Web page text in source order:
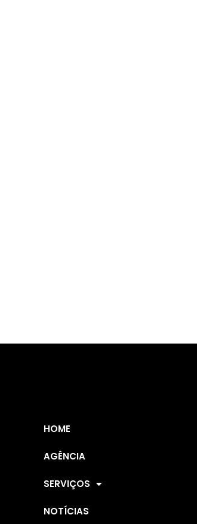
HOME
AGÊNCIA
SERVIÇOS
NOTÍCIAS